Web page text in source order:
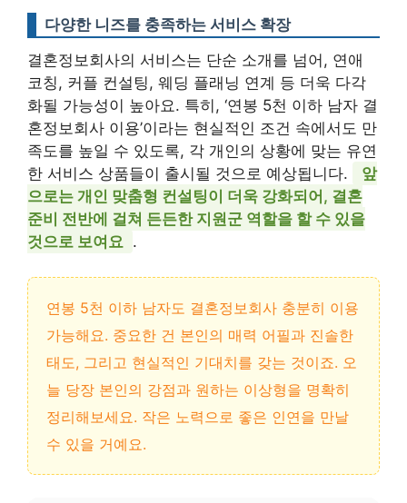
다양한 니즈를 충족하는 서비스 확장
결혼정보회사의 서비스는 단순 소개를 넘어, 연애
코칭, 커플 컨설팅, 웨딩 플래닝 연계 등 더욱 다각
화될 가능성이 높아요. 특히, ‘연봉 5천 이하 남자 결
혼정보회사 이용’이라는 현실적인 조건 속에서도 만
족도를 높일 수 있도록, 각 개인의 상황에 맞는 유연
한 서비스 상품들이 출시될 것으로 예상됩니다.
앞
으로는 개인 맞춤형 컨설팅이 더욱 강화되어, 결혼
준비 전반에 걸쳐 든든한 지원군 역할을 할 수 있을
것으로 보여요 .
연봉 5천 이하 남자도 결혼정보회사 충분히 이용
가능해요. 중요한 건 본인의 매력 어필과 진솔한
태도, 그리고 현실적인 기대치를 갖는 것이죠. 오
늘 당장 본인의 강점과 원하는 이상형을 명확히
정리해보세요. 작은 노력으로 좋은 인연을 만날
수 있을 거예요.